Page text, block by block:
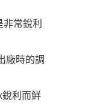
常銳利
廠時的調
利而鮮